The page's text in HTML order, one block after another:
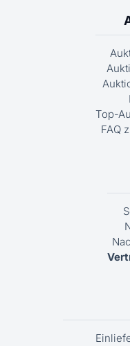
Top-
FAQ